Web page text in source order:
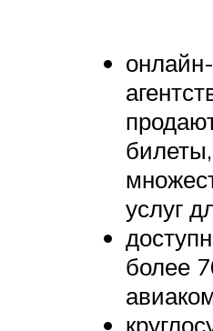
услуг
более